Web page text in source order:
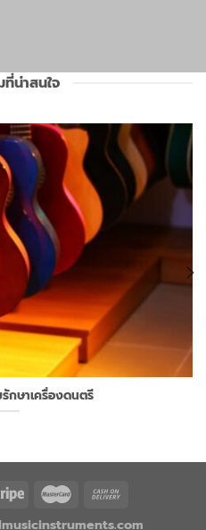
น่าสนใจ
กษาเครื่องดนตรี